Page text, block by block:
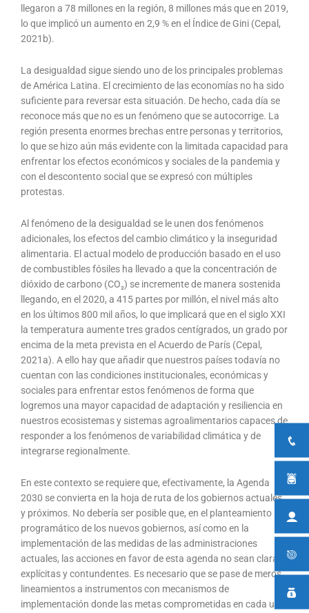
llegaron a 78 millones en la región, 8 millones más que en 2019,
lo que implicó un aumento en 2,9 % en el Índice de Gini (Cepal,
2021b).
La desigualdad sigue siendo uno de los principales problemas
de América Latina. El crecimiento de las economías no ha sido
suficiente para reversar esta situación. De hecho, cada día se
reconoce más que no es un fenómeno que se autocorrige. La
región presenta enormes brechas entre personas y territorios,
lo que se hizo aún más evidente con la limitada capacidad para
enfrentar los efectos económicos y sociales de la pandemia y
con el descontento social que se expresó con múltiples
protestas.
Al fenómeno de la desigualdad se le unen dos fenómenos
adicionales, los efectos del cambio climático y la inseguridad
alimentaria. El actual modelo de producción basado en el uso
de combustibles fósiles ha llevado a que la concentración de
dióxido de carbono (CO₂) se incremente de manera sostenida
llegando, en el 2020, a 415 partes por millón, el nivel más alto
en los últimos 800 mil años, lo que implicará que en el siglo XXI
la temperatura aumente tres grados centígrados, un grado por
encima de la meta prevista en el Acuerdo de París (Cepal,
2021a). A ello hay que añadir que nuestros países todavía no
cuentan con las condiciones institucionales, económicas y
sociales para enfrentar estos fenómenos de forma que
logremos una mayor capacidad de adaptación y resiliencia en
nuestros ecosistemas y sistemas agroalimentarios capaces de
responder a los fenómenos de variabilidad climática y de
integrarse regionalmente.
En este contexto se requiere que, efectivamente, la Agenda
2030 se convierta en la hoja de ruta de los gobiernos actuales
y próximos. No debería ser posible que, en el planteamiento
programático de los nuevos gobiernos, así como en la
implementación de las medidas de las administraciones
actuales, las acciones en favor de esta agenda no sean claras,
explícitas y contundentes. Es necesario que se pase de meros
lineamientos a instrumentos con mecanismos de
implementación donde las metas comprometidas en cada uno